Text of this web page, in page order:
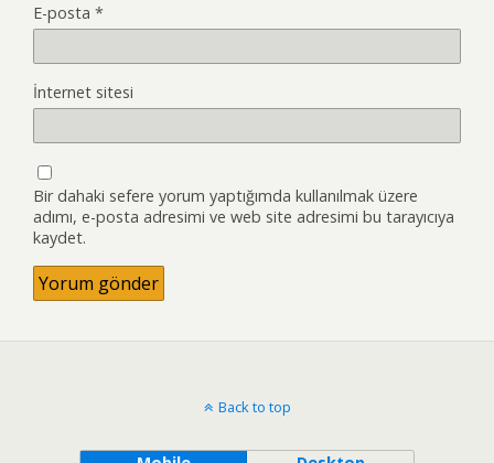
E-posta *
İnternet sitesi
Bir dahaki sefere yorum yaptığımda kullanılmak üzere
adımı, e-posta adresimi ve web site adresimi bu tarayıcıya
kaydet.
Back to top